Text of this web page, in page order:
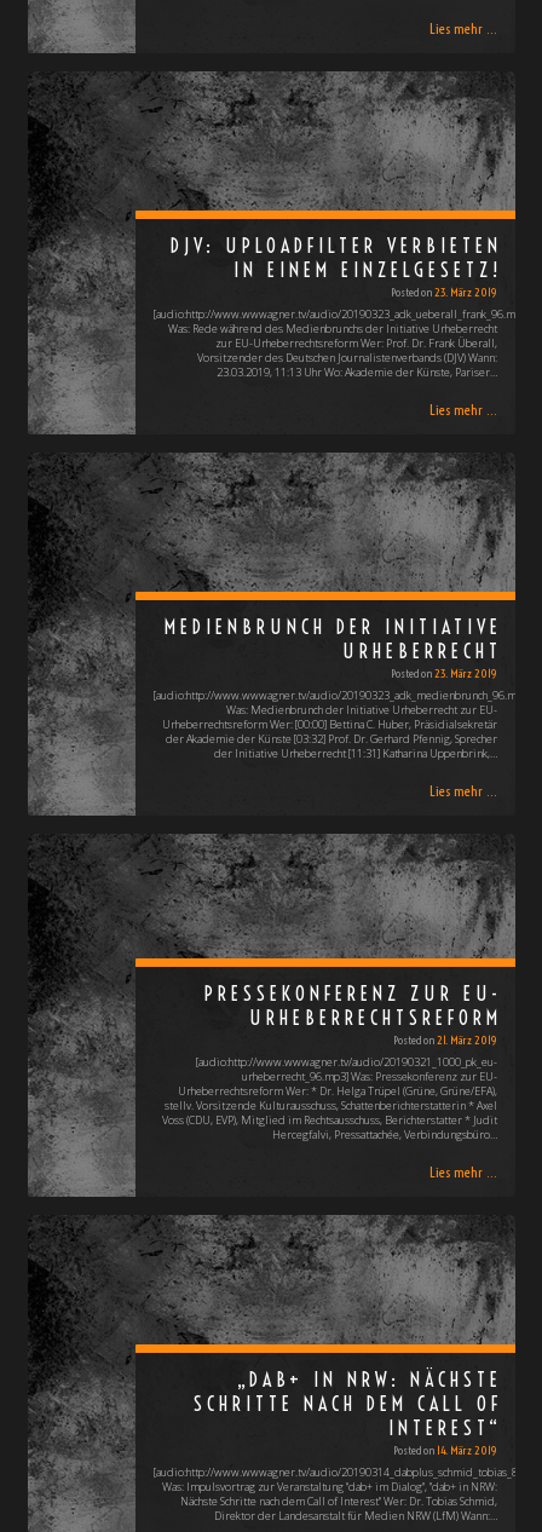
Lies mehr ...
DJV: UPLOADFILTER VERBIETEN
IN EINEM EINZELGESETZ!
Posted on23. März 2019
[audio:http://www.wwwagner.tv/audio/20190323_adk_ueberall_frank_96.mp3]
Was: Rede während des Medienbrunchs der Initiative Urheberrecht
zur EU-Urheberrechtsreform Wer: Prof. Dr. Frank Überall,
Vorsitzender des Deutschen Journalistenverbands (DJV) Wann:
23.03.2019, 11:13 Uhr Wo: Akademie der Künste, Pariser…
Lies mehr ...
MEDIENBRUNCH DER INITIATIVE
URHEBERRECHT
Posted on23. März 2019
[audio:http://www.wwwagner.tv/audio/20190323_adk_medienbrunch_96.mp3]
Was: Medienbrunch der Initiative Urheberrecht zur EU-
Urheberrechtsreform Wer: [00:00] Bettina C. Huber, Präsidialsekretär
der Akademie der Künste [03:32] Prof. Dr. Gerhard Pfennig, Sprecher
der Initiative Urheberrecht [11:31] Katharina Uppenbrink,…
Lies mehr ...
PRESSEKONFERENZ ZUR EU-
URHEBERRECHTSREFORM
Posted on21. März 2019
[audio:http://www.wwwagner.tv/audio/20190321_1000_pk_eu-
urheberrecht_96.mp3] Was: Pressekonferenz zur EU-
Urheberrechtsreform Wer: * Dr. Helga Trüpel (Grüne, Grüne/EFA),
stellv. Vorsitzende Kulturausschuss, Schattenberichterstatterin * Axel
Voss (CDU, EVP), Mitglied im Rechtsausschuss, Berichterstatter * Judit
Hercegfalvi, Pressattachée, Verbindungsbüro…
Lies mehr ...
„DAB+ IN NRW: NÄCHSTE
SCHRITTE NACH DEM CALL OF
INTEREST“
Posted on 14. März 2019
[audio:http://www.wwwagner.tv/audio/
Was: Impulsvortrag zur Veranstaltung "dab+ im Dialog", "dab+ in NRW:
Nächste Schritte nach dem Call of Interest" Wer: Dr. Tobias Schmid,
Direktor der Landesanstalt für Medien NRW (LfM) Wann:…